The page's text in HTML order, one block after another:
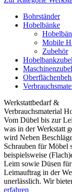
Bohrständer
Hobelbänke
Mobile
Zubehör
Werkstattbedarf &
Verbrauchsmaterial
Vom Dübel bis zur
was in der Werkstatt
wird Neben
Schrauben für Möbel
beispielsweise
Leim sowie Düsen für
Leimauftrag in der
unerlässlich. Wir
erfahren